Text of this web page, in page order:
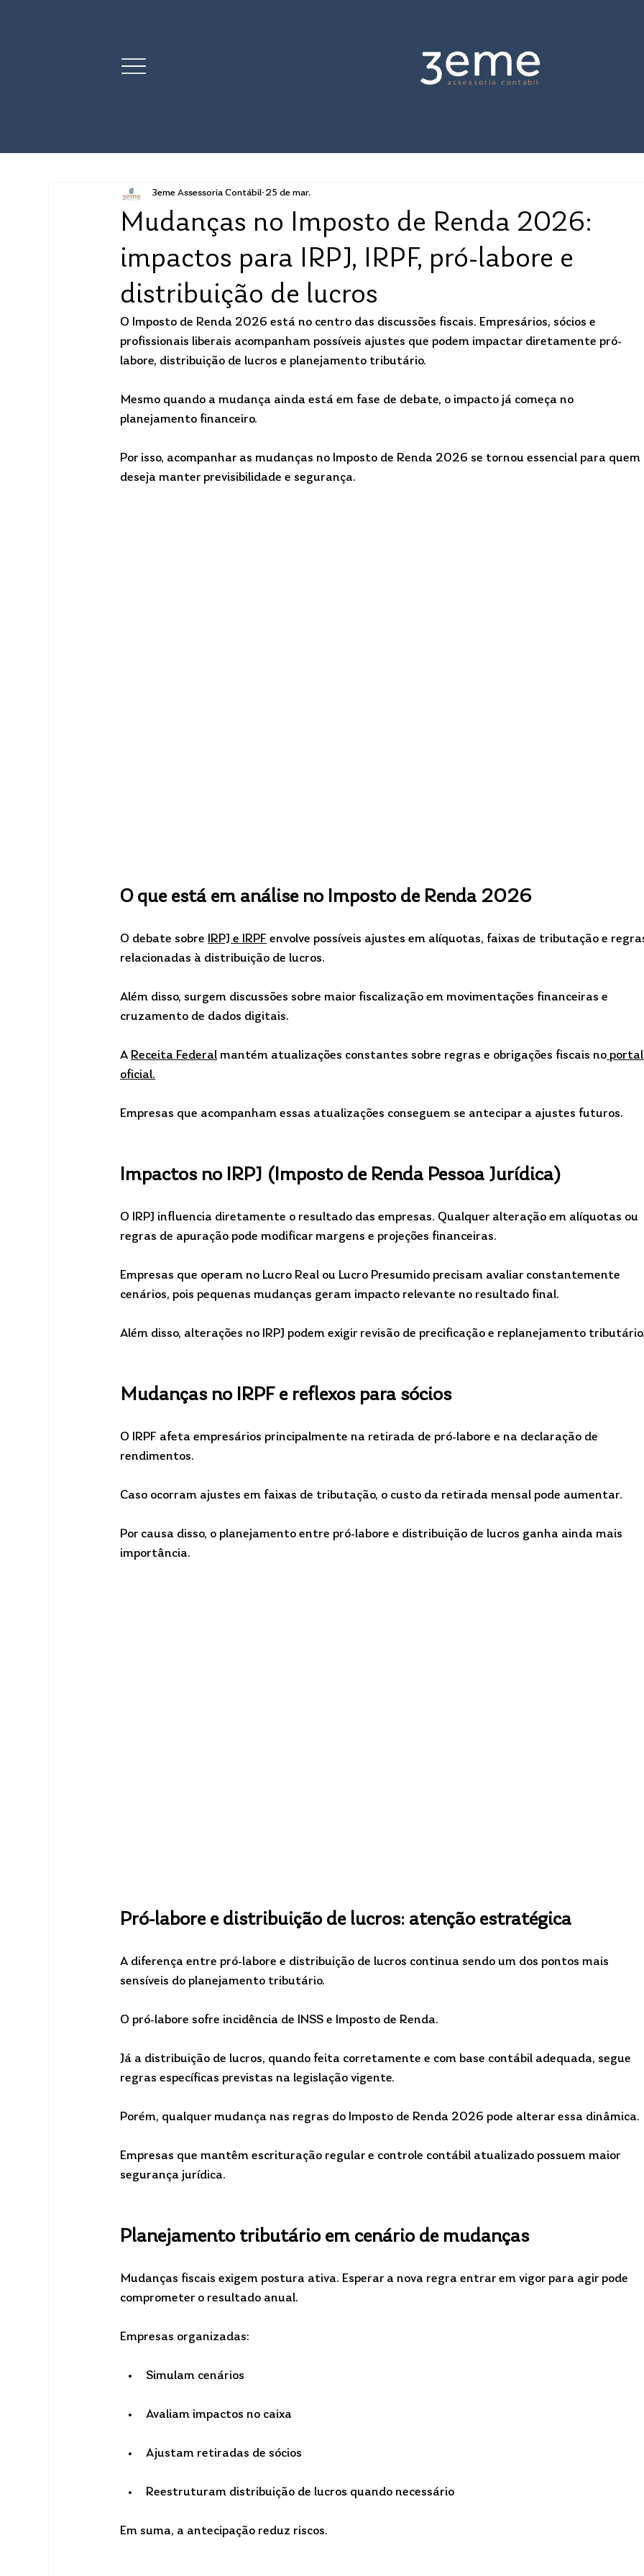
Mudanças no Imposto de Renda 2026:
impactos para IRPJ, IRPF, pró-labore e
distribuição de lucros
3eme Assessoria Contábil 25 de mar.
O Imposto de Renda 2026 está no centro das discussões fiscais. Empresários, sócios e
profissionais liberais acompanham possíveis ajustes que podem impactar diretamente pró-
labore, distribuição de lucros e planejamento tributário.
Mesmo quando a mudança ainda está em fase de debate, o impacto já começa no
planejamento financeiro.
Por isso, acompanhar as mudanças no Imposto de Renda 2026 se tornou essencial para quem
deseja manter previsibilidade e segurança.
O que está em análise no Imposto de Renda 2026
O debate sobre IRPJ e IRPF envolve possíveis ajustes em alíquotas, faixas de tributação e
relacionadas à distribuição de lucros.
Além disso, surgem discussões sobre maior fiscalização em movimentações financeiras e
cruzamento de dados digitais.
A Receita Federal mantém atualizações constantes sobre regras e obrigações fiscais no
oficial.
Empresas que acompanham essas atualizações conseguem se antecipar a ajustes futuros.
Impactos no IRPJ (Imposto de Renda Pessoa Jurídica)
O IRPJ influencia diretamente o resultado das empresas. Qualquer alteração em alíquotas ou
regras de apuração pode modificar margens e projeções financeiras.
Empresas que operam no Lucro Real ou Lucro Presumido precisam avaliar constantemente
cenários, pois pequenas mudanças geram impacto relevante no resultado final.
Além disso, alterações no IRPJ podem exigir revisão de precificação e replanejamento
Mudanças no IRPF e reflexos para sócios
O IRPF afeta empresários principalmente na retirada de pró-labore e na declaração de
rendimentos.
Caso ocorram ajustes em faixas de tributação, o custo da retirada mensal pode aumentar.
Por causa disso, o planejamento entre pró-labore e distribuição de lucros ganha ainda mais
importância.
Pró-labore e distribuição de lucros: atenção estratégica
A diferença entre pró-labore e distribuição de lucros continua sendo um dos pontos mais
sensíveis do planejamento tributário.
O pró-labore sofre incidência de INSS e Imposto de Renda.
Já a distribuição de lucros, quando feita corretamente e com base contábil adequada, segue
regras específicas previstas na legislação vigente.
Porém, qualquer mudança nas regras do Imposto de Renda 2026 pode alterar essa dinâmica.
Empresas que mantêm escrituração regular e controle contábil atualizado possuem maior
segurança jurídica.
Planejamento tributário em cenário de mudanças
Mudanças fiscais exigem postura ativa. Esperar a nova regra entrar em vigor para agir pode
comprometer o resultado anual.
Empresas organizadas:
Simulam cenários
Avaliam impactos no caixa
Ajustam retiradas de sócios
Reestruturam distribuição de lucros quando necessário
Em suma, a antecipação reduz riscos.